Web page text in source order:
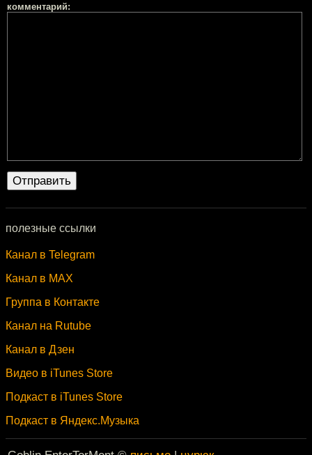
комментарий:
полезные ссылки
Канал в Telegram
Канал в MAX
Группа в Контакте
Канал на Rutube
Канал в Дзен
Видео в iTunes Store
Подкаст в iTunes Store
Подкаст в Яндекс.Музыка